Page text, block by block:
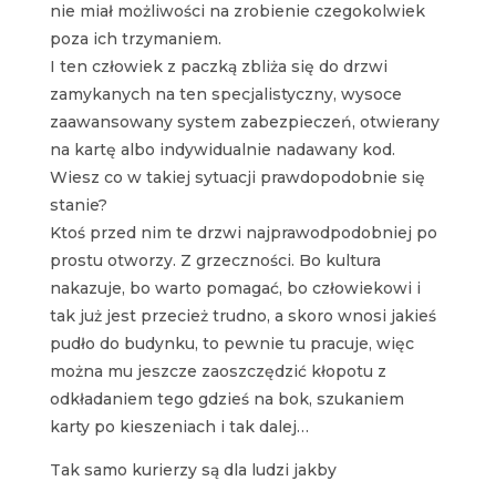
nie miał możliwości na zrobienie czegokolwiek
poza ich trzymaniem.
I ten człowiek z paczką zbliża się do drzwi
zamykanych na ten specjalistyczny, wysoce
zaawansowany system zabezpieczeń, otwierany
na kartę albo indywidualnie nadawany kod.
Wiesz co w takiej sytuacji prawdopodobnie się
stanie?
Ktoś przed nim te drzwi najprawodpodobniej po
prostu otworzy. Z grzeczności. Bo kultura
nakazuje, bo warto pomagać, bo człowiekowi i
tak już jest przecież trudno, a skoro wnosi jakieś
pudło do budynku, to pewnie tu pracuje, więc
można mu jeszcze zaoszczędzić kłopotu z
odkładaniem tego gdzieś na bok, szukaniem
karty po kieszeniach i tak dalej…
Tak samo kurierzy są dla ludzi jakby